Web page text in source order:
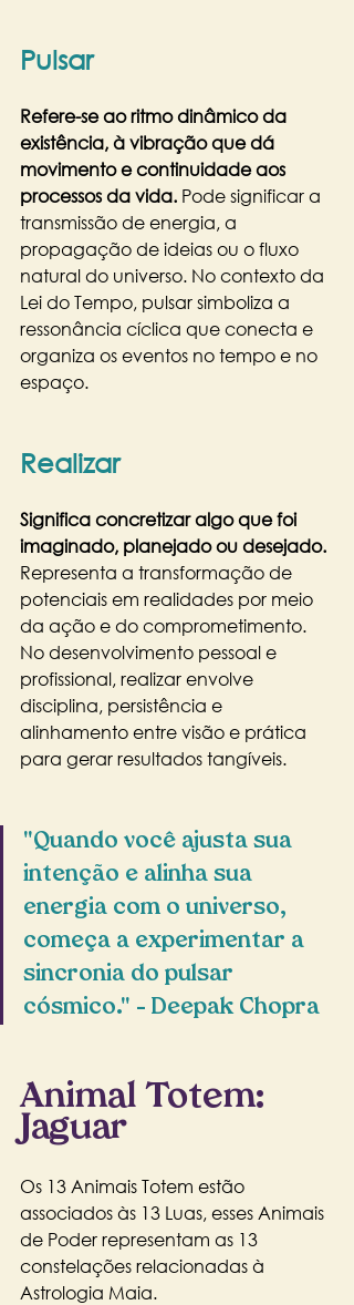
Pulsar
Refere-se ao ritmo dinâmico da
existência,à vibração que dá
movimento e continuidade aos
processos da vida. Pode significar a
transmissão de energia, a
propagação de ideias ou o fluxo
natural do universo. No contexto da
Lei do Tempo, pulsar simboliza a
ressonância cíclica que conecta e
organiza os eventos no tempo e no
espaço.
Realizar
Significa concretizar algo que foi
imaginado, planejado ou desejado.
Representa a transformação de
potenciais em realidades por meio
da ação e do comprometimento.
No desenvolvimento pessoal e
profissional, realizar envolve
disciplina, persistência e
alinhamento entre visão e prática
para gerar resultados tangíveis.
"Quando você ajusta sua
intenção e alinha sua
energia com o universo,
começa a experimentar a
sincronia do pulsar
cósmico." – Deepak Chopra
Animal Totem:
Jaguar
Os 13 Animais Totem estão
associados às 13 Luas, esses Animais
de Poder representam as 13
constelações relacionadas à
Astrologia Maia.